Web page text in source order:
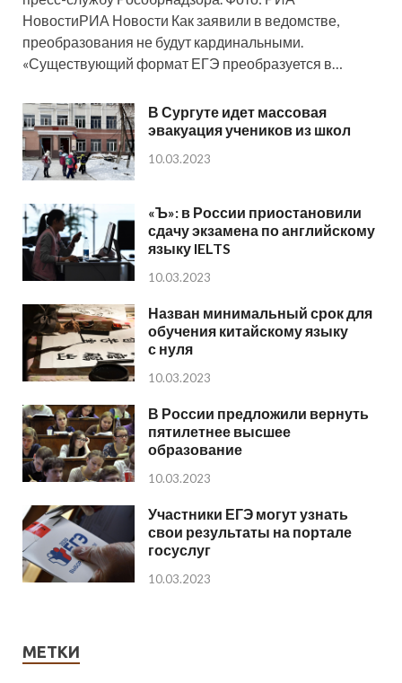
НовостиРИА Новости Как заявили в ведомстве,
преобразования не будут кардинальными.
«Существующий формат ЕГЭ преобразуется в…
В Сургуте идет массовая
эвакуация учеников из школ
10.03.2023
«Ъ»: в России приостановили
сдачу экзамена по английскому
языку IELTS
10.03.2023
Назван минимальный срок для
обучения китайскому языку
с нуля
10.03.2023
В России предложили вернуть
пятилетнее высшее
образование
10.03.2023
Участники ЕГЭ могут узнать
свои результаты на портале
госуслуг
10.03.2023
МЕТКИ